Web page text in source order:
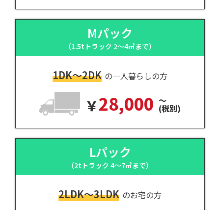
Mパック
（1.5tトラック 2～4㎥まで）
1DK～2DK の一人暮らしの方
28,000 ～
(税別)
Lパック
（2tトラック 4～7㎥まで）
2LDK～3LDK のお宅の方